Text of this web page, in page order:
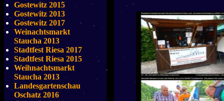
Gostewitz 2015
Gostewitz 2013
Gostewitz 2017
Weinachtsmarkt
Staucha 2013
Stadtfest Riesa 2017
Stadtfest Riesa 2015
Weihnachtsmarkt
Staucha 2013
Landesgartenschau
Oschatz 2016